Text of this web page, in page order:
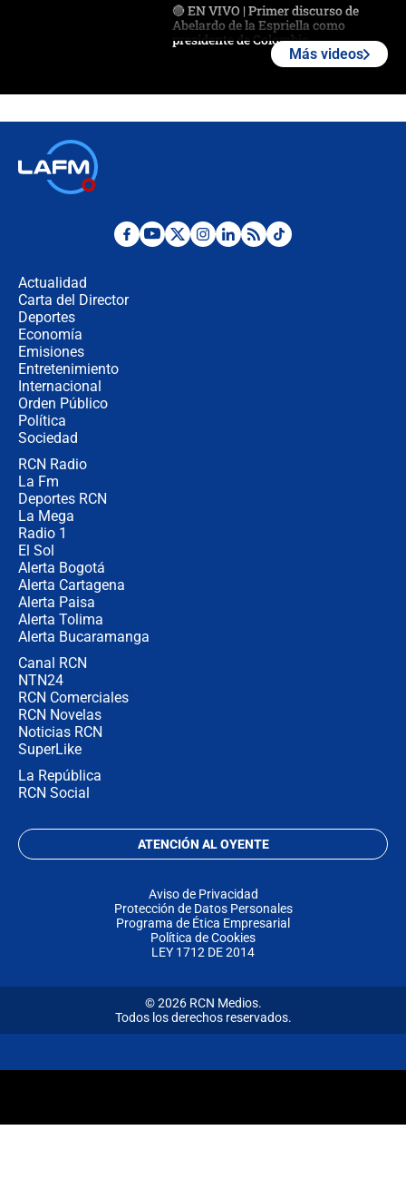
🔴 EN VIVO | Primer discurso de
Abelardo de la Espriella como
presidente de Colombia
Desde dermatitis hasta infecciones:
Más videos
Actualidad
Carta del Director
Deportes
Economía
Emisiones
Entretenimiento
Internacional
Orden Público
Política
Sociedad
RCN Radio
La Fm
Deportes RCN
La Mega
Radio 1
El Sol
Alerta Bogotá
Alerta Cartagena
Alerta Paisa
Alerta Tolima
Alerta Bucaramanga
Canal RCN
NTN24
RCN Comerciales
RCN Novelas
Noticias RCN
SuperLike
La República
RCN Social
ATENCIÓN AL OYENTE
Aviso de Privacidad
Protección de Datos Personales
Programa de Ética Empresarial
Política de Cookies
LEY 1712 DE 2014
© 2026 RCN Medios.
Todos los derechos reservados.